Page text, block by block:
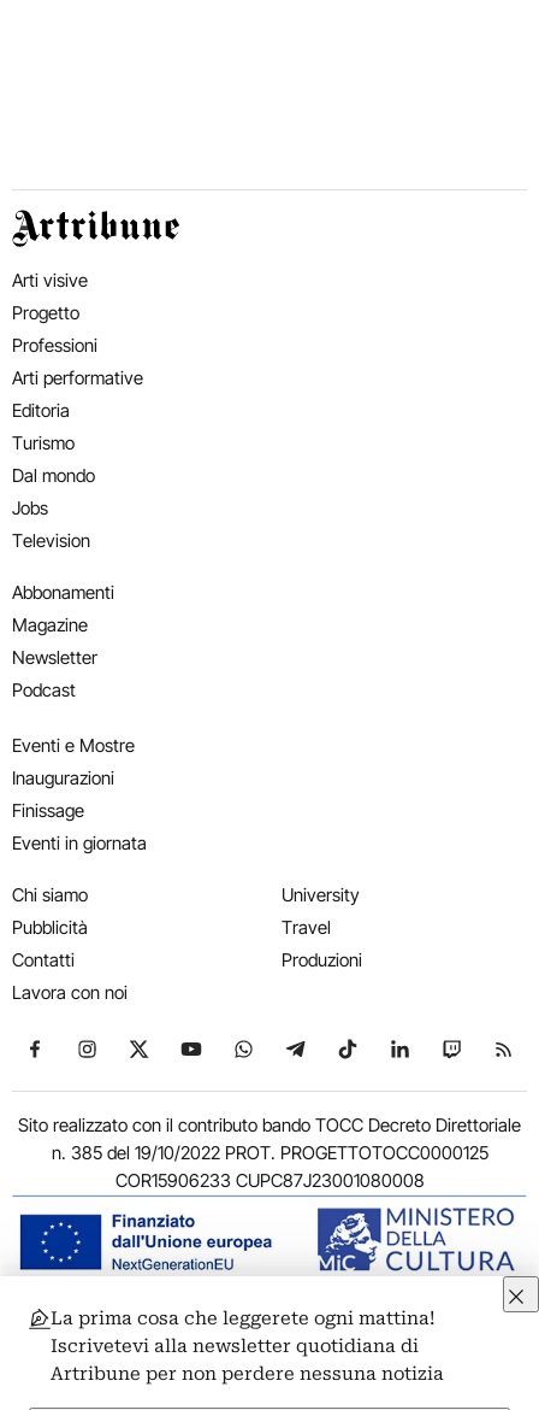
Artribune
Arti visive
Progetto
Professioni
Arti performative
Editoria
Turismo
Dal mondo
Jobs
Television
Abbonamenti
Magazine
Newsletter
Podcast
Eventi e Mostre
Inaugurazioni
Finissage
Eventi in giornata
Chi siamo
Pubblicità
Contatti
Lavora con noi
University
Travel
Produzioni
Seguici su Facebook
Seguici su Instagram
Seguici su X
Seguici su YouTube
Seguici su WhatsApp
Seguici su Telegram
Seguici su TikTok
Seguici su
Seguici
Sito realizzato con il contributo bando TOCC Decreto Direttoriale
n. 385 del 19/10/2022 PROT. PROGETTOTOCC0000125
COR15906233 CUPC87J23001080008
© 2011-2026 ARTRIBUNE srl – Corso Vittorio Emanuele II, 287 –
00186 Roma - P.I. 11381581005
Privacy: Responsabile della protezione dei dati personali
La prima cosa che leggerete ogni mattina!
Iscrivetevi alla newsletter quotidiana di
Artribune per non perdere nessuna notizia